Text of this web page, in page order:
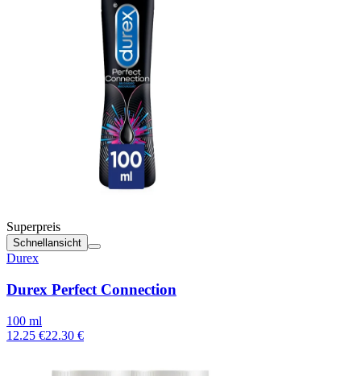
Superpreis
Schnellansicht
Durex
Durex Perfect Connection
100 ml
12.25 €22.30 €